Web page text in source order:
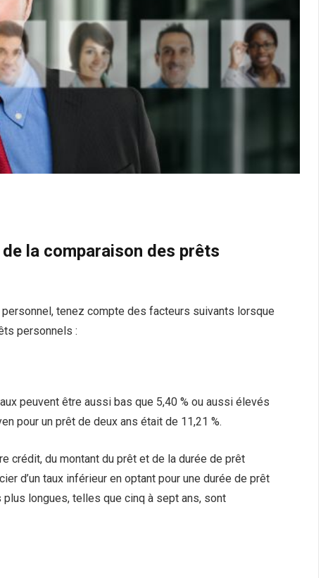
la comparaison des prêts
personnel, tenez compte des facteurs suivants lorsque
personnels :
peuvent être aussi bas que 5,40 % ou aussi élevés
pour un prêt de deux ans était de 11,21 %.
crédit, du montant du prêt et de la durée de prêt
d’un taux inférieur en optant pour une durée de prêt
longues, telles que cinq à sept ans, sont